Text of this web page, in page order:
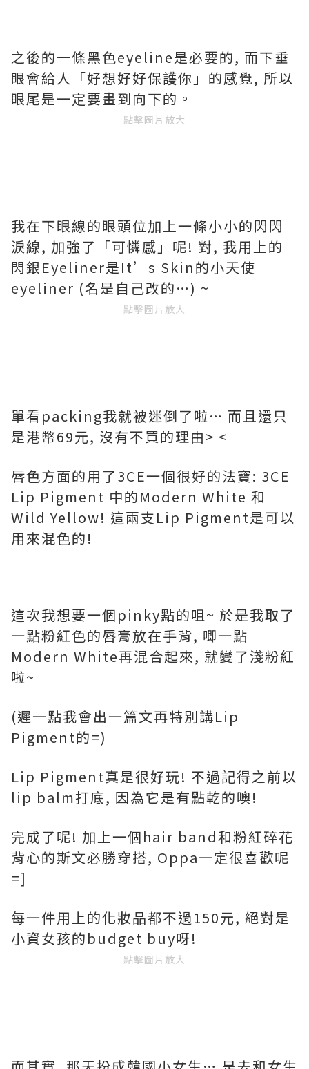
之後的一條黑色eyeline是必要的, 而下垂
眼會給人「好想好好保護你」的感覺, 所以
眼尾是一定要畫到向下的。
點擊圖片放大
我在下眼線的眼頭位加上一條小小的閃閃
淚線, 加強了「可憐感」呢! 對, 我用上的
閃銀Eyeliner是It’s Skin的小天使
eyeliner (名是自己改的…) ~
點擊圖片放大
單看packing我就被迷倒了啦… 而且還只
是港幣69元, 沒有不買的理由> <
唇色方面的用了3CE一個很好的法寶: 3CE
Lip Pigment 中的Modern White 和
Wild Yellow! 這兩支Lip Pigment是可以
用來混色的!
這次我想要一個pinky點的咀~ 於是我取了
一點粉紅色的唇膏放在手背, 唧一點
Modern White再混合起來, 就變了淺粉紅
啦~
(遲一點我會出一篇文再特別講Lip
Pigment的=)
Lip Pigment真是很好玩! 不過記得之前以
lip balm打底, 因為它是有點乾的噢!
完成了呢! 加上一個hair band和粉紅碎花
背心的斯文必勝穿搭, Oppa一定很喜歡呢
=]
每一件用上的化妝品都不過150元, 絕對是
小資女孩的budget buy呀!
點擊圖片放大